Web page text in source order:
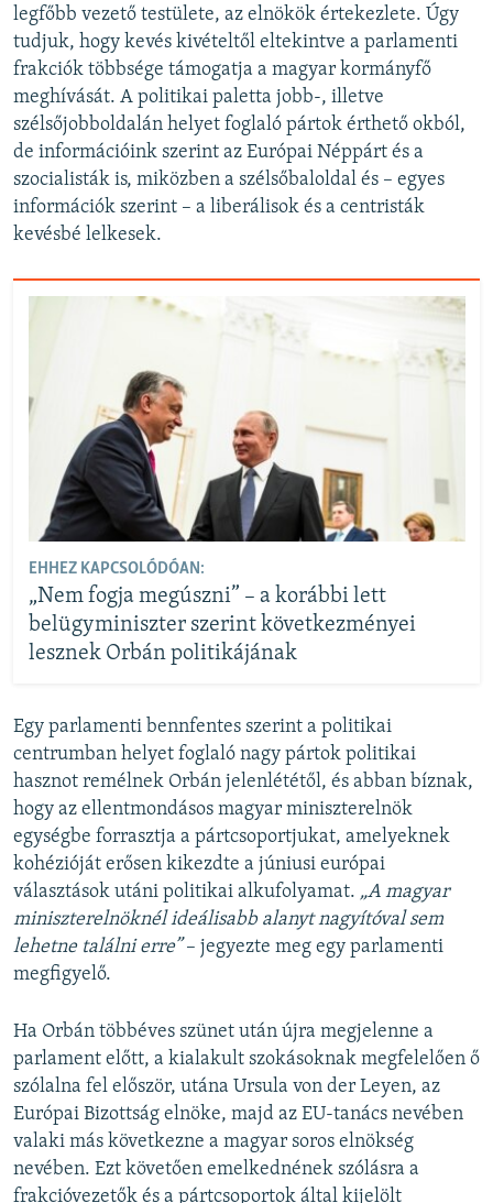
legfőbb vezető testülete, az elnökök értekezlete. Úgy
tudjuk, hogy kevés kivételtől eltekintve a parlamenti
frakciók többsége támogatja a magyar kormányfő
meghívását. A politikai paletta jobb-, illetve
szélsőjobboldalán helyet foglaló pártok érthető okból,
de információink szerint az Európai Néppárt és a
szocialisták is, miközben a szélsőbaloldal és – egyes
információk szerint – a liberálisok és a centristák
kevésbé lelkesek.
EHHEZ KAPCSOLÓDÓAN:
„Nem fogja megúszni” – a korábbi lett
belügyminiszter szerint következményei
lesznek Orbán politikájának
Egy parlamenti bennfentes szerint a politikai
centrumban helyet foglaló nagy pártok politikai
hasznot remélnek Orbán jelenlététől, és abban bíznak,
hogy az ellentmondásos magyar miniszterelnök
egységbe forrasztja a pártcsoportjukat, amelyeknek
kohézióját erősen kikezdte a júniusi európai
választások utáni politikai alkufolyamat. „A magyar
miniszterelnöknél ideálisabb alanyt nagyítóval sem
lehetne találni erre”– jegyezte meg egy parlamenti
megfigyelő.
Ha Orbán többéves szünet után újra megjelenne a
parlament előtt, a kialakult szokásoknak megfelelően ő
szólalna fel először, utána Ursula von der Leyen, az
Európai Bizottság elnöke, majd az EU-tanács nevében
valaki más következne a magyar soros elnökség
nevében. Ezt követően emelkednének szólásra a
frakcióvezetők és a pártcsoportok által kijelölt